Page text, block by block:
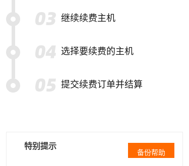
继续续费主机
选择要续费的主机
提交续费订单并结算
特别提示
备份帮助